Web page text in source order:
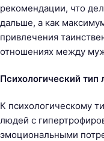
рекомендации, что
дальше, а как
привлечения
отношениях между
Психологический тип
К психологическому
людей с
эмоциональными